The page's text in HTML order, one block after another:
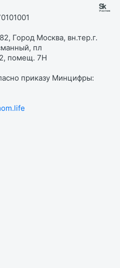
Город Москва, вн.тер.г.
пл
2, помещ. 7Н
приказу Минцифры: